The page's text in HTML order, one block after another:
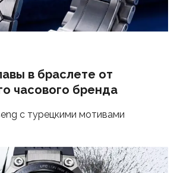
в браслете от
часового бренда
с турецкими мотивами